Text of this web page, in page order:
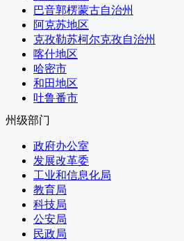
国家医疗保障局
国务院参事室
国家机关事务管理局
国家认证认可监督管理委员会
国家标准化管理委员会
国家新闻出版署（国家版权局）
国家宗教事务局
国务院港澳事务办公室
国务院侨务办公室
国务院台湾事务办公室
国家互联网信息办公室
国务院新闻办公室
四川
贵州
云南
海南
西藏
陕西
甘肃
宁夏
新疆
香港
澳门
新疆生产建设兵团
台湾
巴音郭楞蒙古自治州
阿克苏地区
克孜勒苏柯尔克孜自治州
喀什地区
哈密市
和田地区
吐鲁番市
州级部门
政府办公室
发展改革委
工业和信息化局
教育局
科技局
公安局
民政局